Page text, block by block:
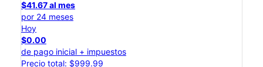
$41.67 al mes
por 24 meses
Hoy
$0.00
de pago inicial + impuestos
Precio total: $999.99